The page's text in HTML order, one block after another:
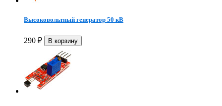
Высоковольтный генератор 50 кВ
290 ₽